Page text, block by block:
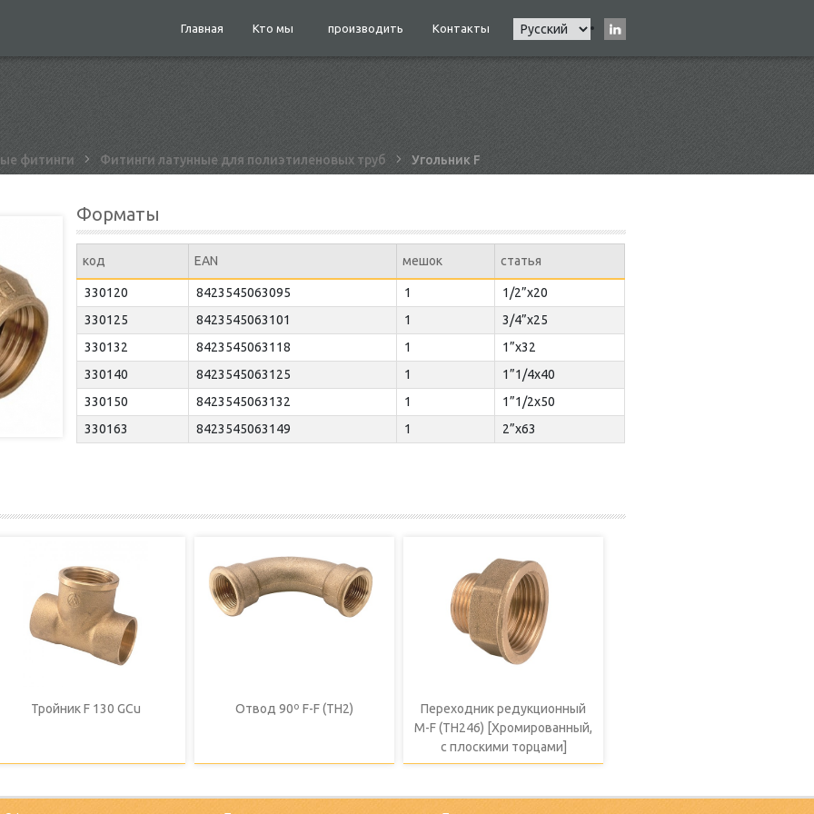
Main
navigation
Главная Кто мы производить Контакты
Select
your
language
фитинги Фитинги латунные для полиэтиленовых труб Угольник F
Форматы
код EAN мешок статья
330120 8423545063095 1
1/2”x20
330125
8423545063101 1
3/4”x25
330132
8423545063118 1
1”x32
330140
8423545063125 1
1”1/4x40
330150
8423545063132 1
1”1/2x50
330163
8423545063149 1 2”x63
Тройник F 130 GCu Отвод 90º F-F (TH2)
Переходник редукционный
M-F (TH246) [Хромированный,
с плоскими торцами]